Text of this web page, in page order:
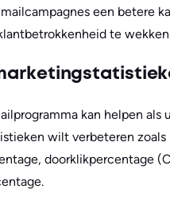
een betere
te
kan helpen als u
wilt verbeteren zoals
doorklikpercentage